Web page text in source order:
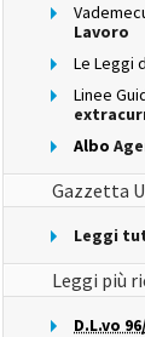
Lavoro
Le Leggi
Linee
Albo
Gazzetta
Leggi
Leggi più
D.L.vo